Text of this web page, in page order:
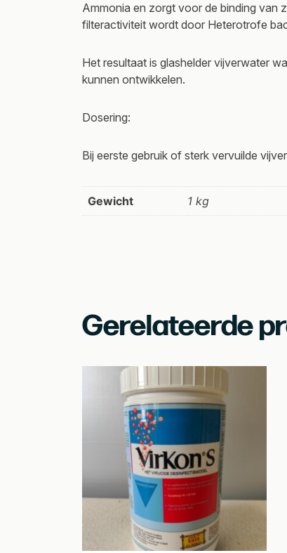
Ammonia en zorgt voor de binding van
filteractiviteit wordt door Heterotrofe
Het resultaat is glashelder vijverwater
kunnen ontwikkelen.
Dosering:
Bij eerste gebruik of sterk vervuilde
Gewicht 1 kg
Gerelateerde